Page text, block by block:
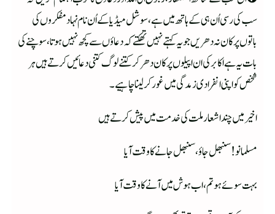
سب کی رسی اُن ہی کے ہاتھ میں ہے،سوشل میڈیا کے اُن نام نہاد مفکروں کی
باتوں پر کان نہ دھریں جو یہ کہتے نہیں تھکتے کہ دعاؤں سے کچھ نہیں ہوتا، سوچنے کی
بات یہ ہے اکابر کی ان اپیلوں پر کان دھر کر کتنے لوگ کتنی دعائیں کرتے ہیں ہر
شخص کو اپنی انفرادی زمدگی میں غور کرلینا چاہیے ۔
اخیر میں چند اشعار ملت کی خدمت میں پیش کرتے ہیں
مسلمانو! سنبھل جاؤ، سنبھل جانے کا وقت آیا
بہت سوئے ہو تم، اب ہوش میں آنے کا وقت آیا